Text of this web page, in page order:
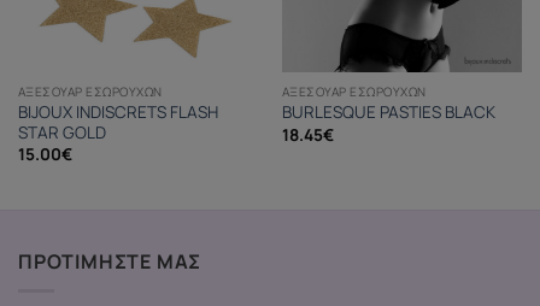
ΑΞΕΣΟΥΆΡ ΕΣΩΡΟΎΧΩΝ
BIJOUX INDISCRETS FLASH
STAR GOLD
15.00€
ΑΞΕΣΟΥΆΡ ΕΣΩΡΟΎΧΩΝ
BURLESQUE PASTIES BLACK
18.45€
ΠΡΟΤΙΜΗΣΤΕ ΜΑΣ